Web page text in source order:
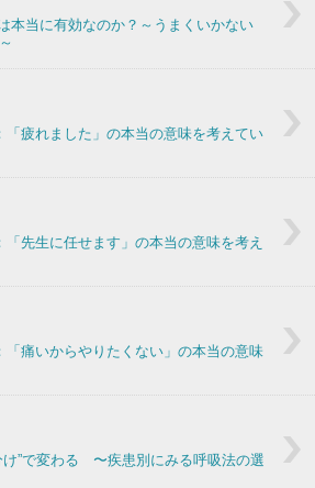
本当に有効なのか？～うまくいかない
「疲れました」の本当の意味を考えてい
先生に任せます」の本当の意味を考え
「痛いからやりたくない」の本当の意味
け”で変わる 〜疾患別にみる呼吸法の選